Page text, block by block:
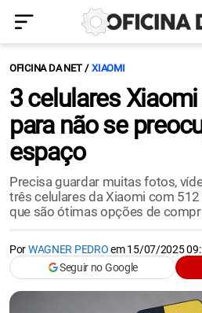
OFICINA DA NET XIAOMI
3 celulares
para não se
espaço
Precisa guardar muitas fotos,
três celulares da Xiaomi com
que são ótimas opções de
PorWAGNER PEDROem15/07/2025
Seguir no Google